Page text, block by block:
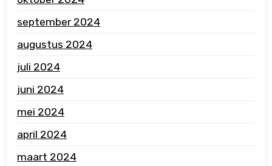
september 2024
augustus 2024
juli 2024
juni 2024
mei 2024
april 2024
maart 2024